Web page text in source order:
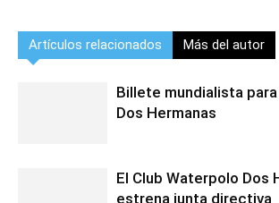
Artículos relacionados Más del autor
Billete mundialista
Dos Hermanas
El Club Waterpolo Dos
estrena junta directiva